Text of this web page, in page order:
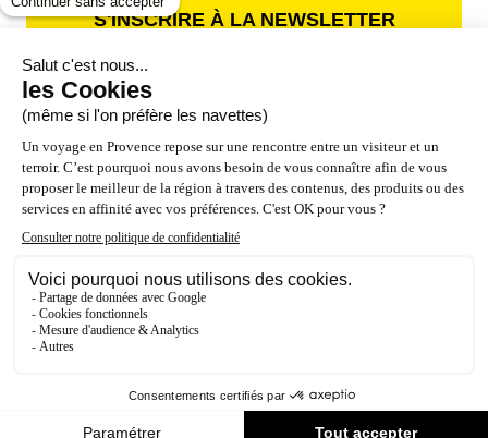
S'INSCRIRE À LA NEWSLETTER
NOS PARTENAIRES
ESPACE PRO / PRESSE
Accessibilité : Partiellement conforme (87%)
Politique de confidentialité